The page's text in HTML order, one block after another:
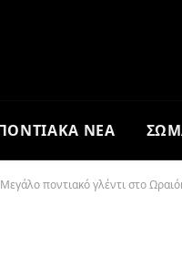
ΝΕΑ
Μεγάλο ποντιακό γλέντι στο